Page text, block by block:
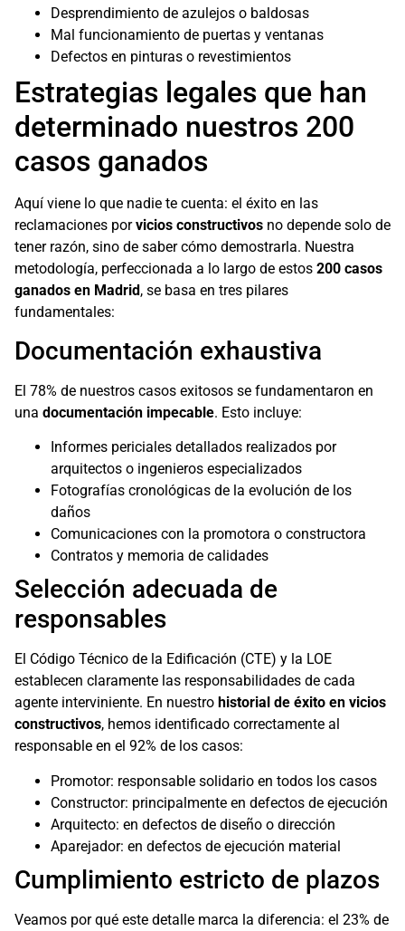
Desprendimiento de azulejos o baldosas
Mal funcionamiento de puertas y ventanas
Defectos en pinturas o revestimientos
Estrategias legales que han
determinado nuestros 200
casos ganados
Aquí viene lo que nadie te cuenta: el éxito en las
reclamaciones porvicios constructivos no depende solo de
tener razón, sino de saber cómo demostrarla. Nuestra
metodología, perfeccionada a lo largo de estos 200 casos
ganados en Madrid, se basa en tres pilares
fundamentales:
Documentación exhaustiva
El 78% de nuestros casos exitosos se fundamentaron en
una documentación impecable. Esto incluye:
Informes periciales detallados realizados por
arquitectos o ingenieros especializados
Fotografías cronológicas de la evolución de los
daños
Comunicaciones con la promotora o constructora
Contratos y memoria de calidades
Selección adecuada de
responsables
El Código Técnico de la Edificación (CTE) y la LOE
establecen claramente las responsabilidades de cada
agente interviniente. En nuestro historial de éxito en vicios
constructivos, hemos identificado correctamente al
responsable en el 92% de los casos:
Promotor: responsable solidario en todos los casos
Constructor: principalmente en defectos de ejecución
Arquitecto: en defectos de diseño o dirección
Aparejador: en defectos de ejecución material
Cumplimiento estricto de plazos
Veamos por qué este detalle marca la diferencia: el 23% de